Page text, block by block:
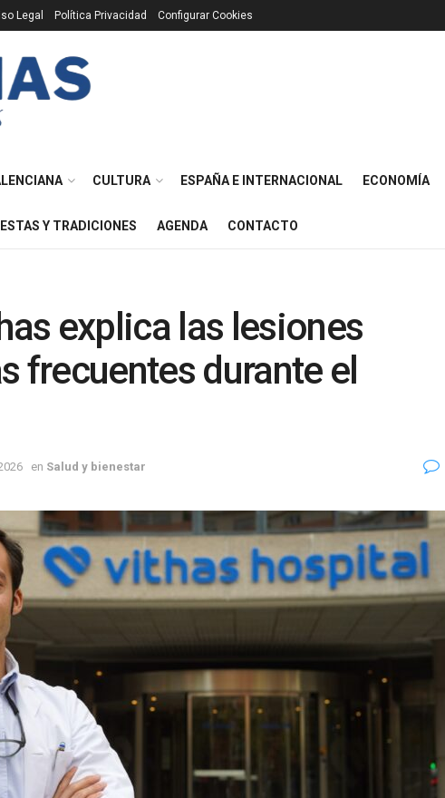
Legal Política Privacidad Configurar Cookies
CULTURA ESPAÑA E INTERNACIONAL ECONOMÍA
Y TRADICIONES AGENDA CONTACTO
explica las lesiones
frecuentes durante el
en Salud y bienestar